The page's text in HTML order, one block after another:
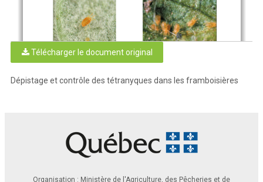
Photo 1 : Femelle hivernante
et un oeuf
Source
EDP (MAPAQ)
: Bernard Drouin (MAPAQ
Télécharger le document original
Dépistage et contrôle des tétranyques dans les framboisières
Organisation : Ministère de l'Agriculture, des Pêcheries et de